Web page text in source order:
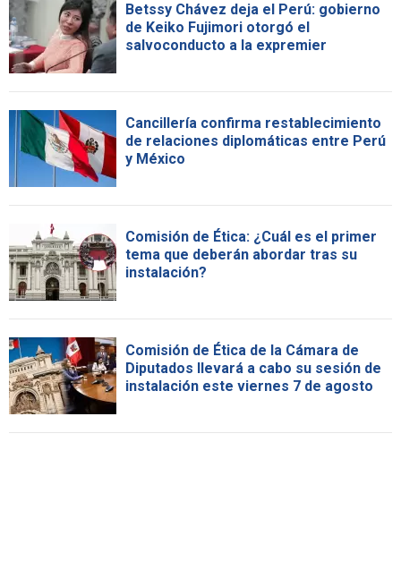
Betssy Chávez deja el Perú: gobierno
de Keiko Fujimori otorgó el
salvoconducto a la expremier
Cancillería confirma restablecimiento
de relaciones diplomáticas entre Perú
y México
Comisión de Ética: ¿Cuál es el primer
tema que deberán abordar tras su
instalación?
Comisión de Ética de la Cámara de
Diputados llevará a cabo su sesión de
instalación este viernes 7 de agosto